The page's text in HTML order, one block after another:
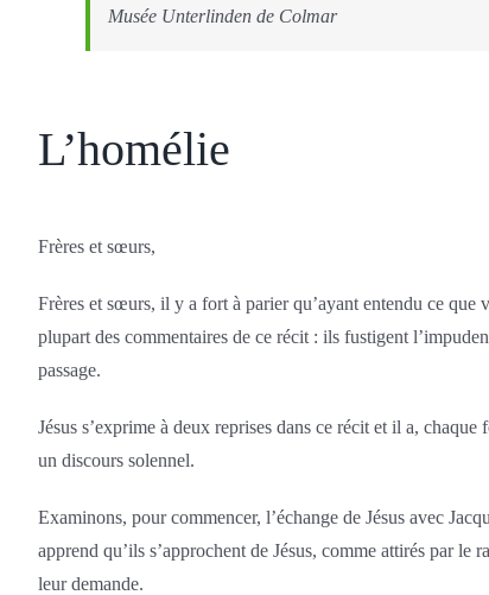
Musée Unterlinden de Colmar
L’homélie
Frères et sœurs,
Frères et sœurs, il y a fort à parier qu’ayant entendu ce que
plupart des commentaires de ce récit : ils fustigent
passage.
Jésus s’exprime à deux reprises dans ce récit et il a,
un discours solennel.
Examinons, pour commencer, l’échange de Jésus avec
apprend qu’ils s’approchent de Jésus, comme attirés par
leur demande.